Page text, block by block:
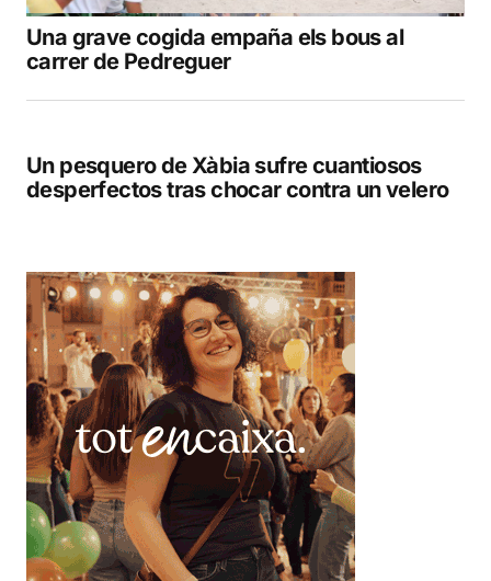
Una grave cogida empaña els bous al
carrer de Pedreguer
Un pesquero de Xàbia sufre cuantiosos
desperfectos tras chocar contra un velero